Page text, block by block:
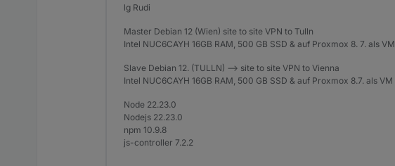
lg Rudi
Master Debian 12 (Wien) site to site VPN to Tulln
Intel NUC6CAYH 16GB RAM, 500 GB SSD & auf Proxmox 8. 7. als VM
Slave Debian 12. (TULLN) --> site to site VPN to Vienna
Intel NUC6CAYH 16GB RAM, 500 GB SSD & auf Proxmox 8.7. als VM
Node 22.23.0
Nodejs 22.23.0
npm 10.9.8
js-controller 7.2.2